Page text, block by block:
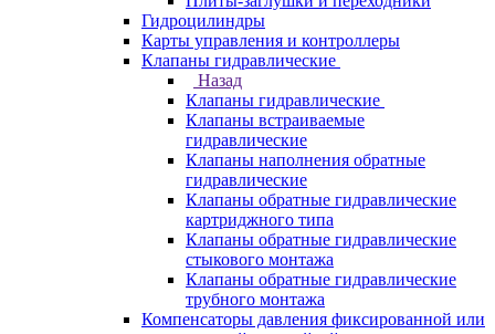
Гидроцилиндры
Карты управления и контроллеры
Клапаны гидравлические
Назад
Клапаны гидравлические
Клапаны встраиваемые
гидравлические
Клапаны наполнения обратные
гидравлические
Клапаны обратные гидравлические
картриджного типа
Клапаны обратные гидравлические
стыкового монтажа
Клапаны обратные гидравлические
трубного монтажа
Компенсаторы давления фиксированной или